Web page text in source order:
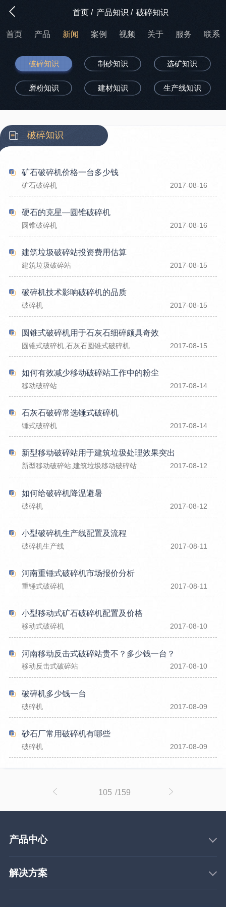
首页/ 产品知识 / 破碎知识
首页 产品 新闻 案例 视频 关于 服务 联系
破碎知识 制砂知识 选矿知识
磨粉知识 建材知识 生产线知识
破碎知识
矿石破碎机价格一台多少钱
矿石破碎机 2017-08-16
硬石的克星—圆锥破碎机
圆锥破碎机 2017-08-16
建筑垃圾破碎站投资费用估算
建筑垃圾破碎站 2017-08-15
破碎机技术影响破碎机的品质
破碎机 2017-08-15
圆锥式破碎机用于石灰石细碎颇具奇效
圆锥式破碎机,石灰石圆锥式破碎机 2017-08-15
如何有效减少移动破碎站工作中的粉尘
移动破碎站 2017-08-14
石灰石破碎常选锤式破碎机
锤式破碎机 2017-08-14
新型移动破碎站用于建筑垃圾处理效果突出
新型移动破碎站,建筑垃圾移动破碎站 2017-08-12
如何给破碎机降温避暑
破碎机 2017-08-12
小型破碎机生产线配置及流程
破碎机生产线 2017-08-11
河南重锤式破碎机市场报价分析
重锤式破碎机 2017-08-11
小型移动式矿石破碎机配置及价格
移动式破碎机 2017-08-10
河南移动反击式破碎站贵不？多少钱一台？
移动反击式破碎站 2017-08-10
破碎机多少钱一台
破碎机 2017-08-09
砂石厂常用破碎机有哪些
破碎机 2017-08-09
105 /159
产品中心
解决方案